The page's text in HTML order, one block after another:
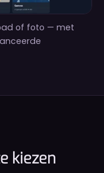
of foto — met
kiezen